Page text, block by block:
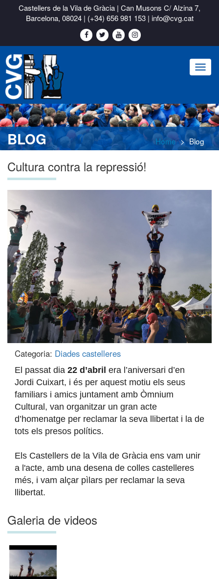
Castellers de la Vila de Gràcia | Can Musons C/ Alzina 7,
Barcelona, 08024 | (+34) 656 981 153| info@cvg.cat
BLOG Home Blog
Cultura contra la repressió!
Categoria: Diades castelleres
El passat dia 22 d’abril era l’aniversari d’en
Jordi Cuixart, i és per aquest motiu els seus
familiars i amics juntament amb Òmnium
Cultural, van organitzar un gran acte
d’homenatge per reclamar la seva llibertat i la de
tots els presos polítics.
Els Castellers de la Vila de Gràcia ens vam unir
a l'acte, amb una desena de colles castelleres
més, i vam alçar pìlars per reclamar la seva
llibertat.
Galeria de videos